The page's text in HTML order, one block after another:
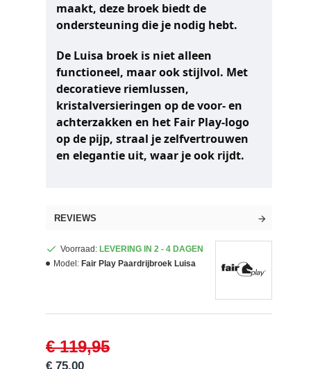
maakt, deze broek biedt de
ondersteuning die je nodig hebt.
De Luisa broek is niet alleen
functioneel, maar ook stijlvol. Met
decoratieve riemlussen,
kristalversieringen op de voor- en
achterzakken en het Fair Play-logo
op de pijp, straal je zelfvertrouwen
en elegantie uit, waar je ook rijdt.
REVIEWS
Voorraad: LEVERING IN 2 - 4 DAGEN
Model: Fair Play Paardrijbroek Luisa
€ 75,00
€ 119,95